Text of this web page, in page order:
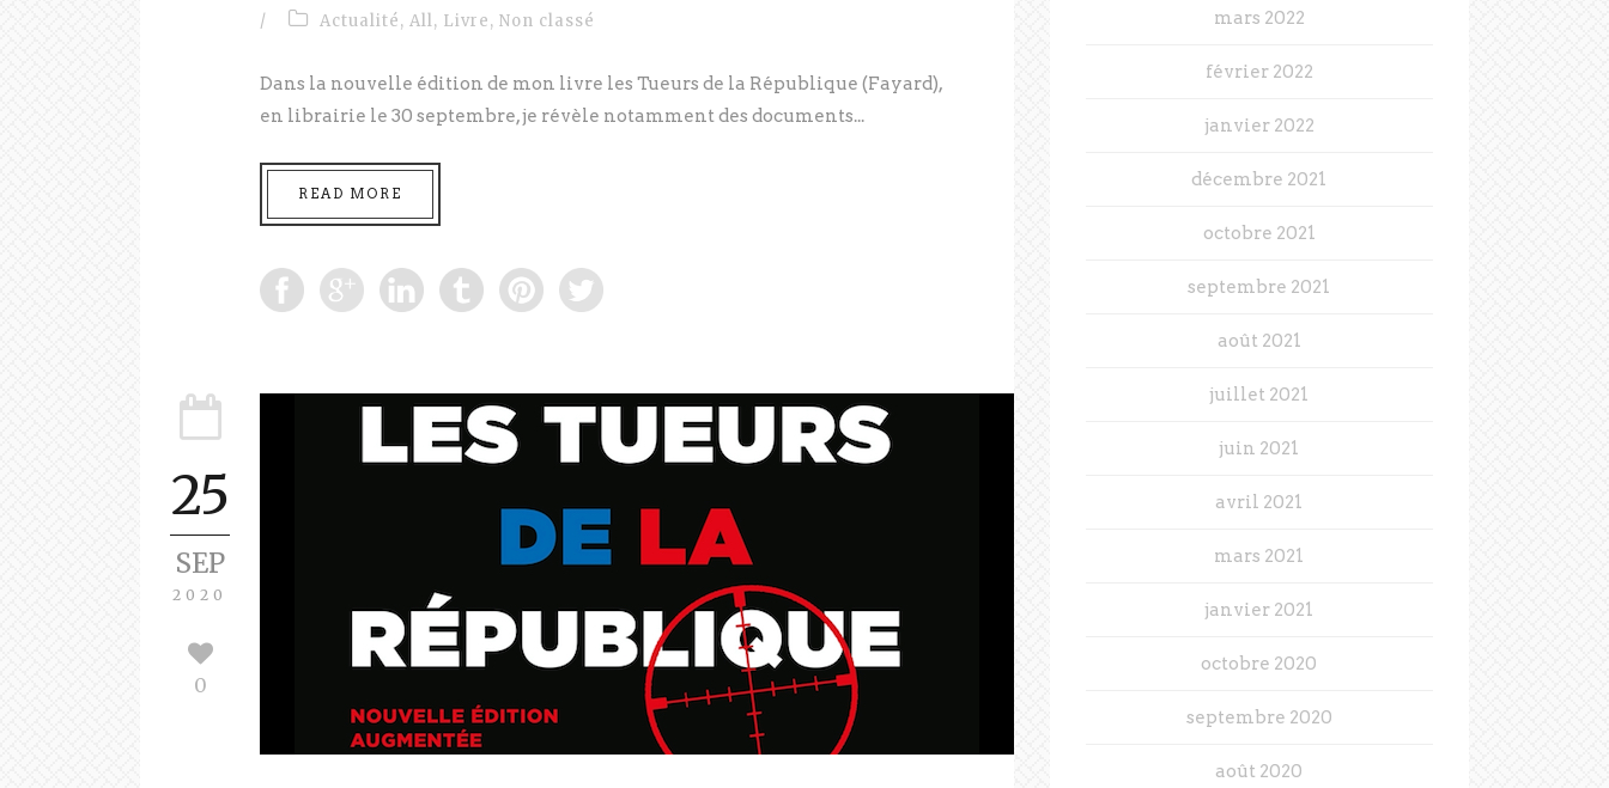
/
Actualité, All, Livre, Non classé
Dans la nouvelle édition de mon livre les Tueurs de la République (Fayard),
en librairie le 30 septembre, je révèle notamment des documents...
READ MORE
25
SEP
2020
0
mars 2022
février 2022
janvier 2022
décembre 2021
octobre 2021
septembre 2021
août 2021
juillet 2021
juin 2021
avril 2021
mars 2021
janvier 2021
octobre 2020
septembre 2020
août 2020